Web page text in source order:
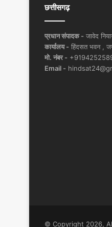
छत्तीसगढ़
प्रधान संपादक - जावेद
कार्यालय - हिंदसत भवन ,
मो. नंबर -
Email -
© Copyright 2026,